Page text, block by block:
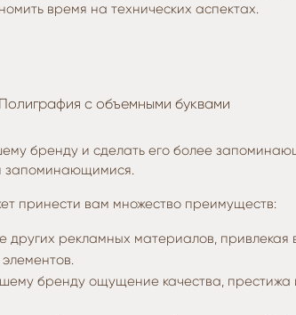
время на технических аспектах.
Полиграфия с объемными буквами
бренду и сделать его более
запоминающимися.
принести вам множество преимуществ:
рекламных материалов, привлекая
бренду ощущение качества, престижа